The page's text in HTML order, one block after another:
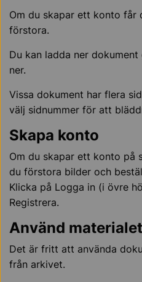
Om du skapar ett konto
förstora.
Du kan ladda ner
ner.
Vissa dokument har flera
välj sidnummer för att
Skapa konto
Om du skapar ett konto på
du förstora bilder och
Klicka på Logga in (i övre
Registrera.
Använd materialet
Det är fritt att använda
från arkivet.